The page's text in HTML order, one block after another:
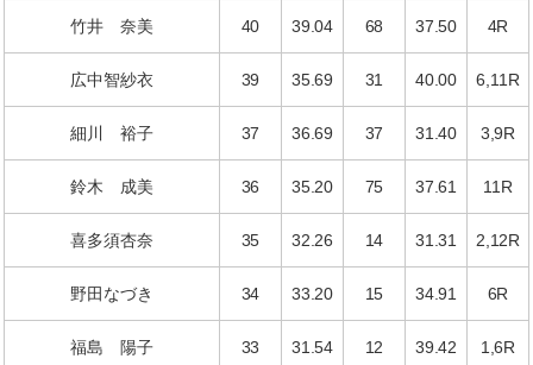
竹井 奈美 40 39.04 68 37.50 4R
広中智紗衣 39 35.69 31 40.00 6,11R
細川 裕子 37 36.69 37 31.40 3,9R
鈴木 成美 36 35.20 75 37.61 11R
喜多須杏奈 35 32.26 14 31.31 2,12R
野田なづき 34 33.20 15 34.91 6R
福島 陽子 33 31.54 12 39.42 1,6R